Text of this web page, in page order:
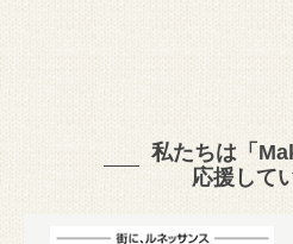
私たちは「
応援して